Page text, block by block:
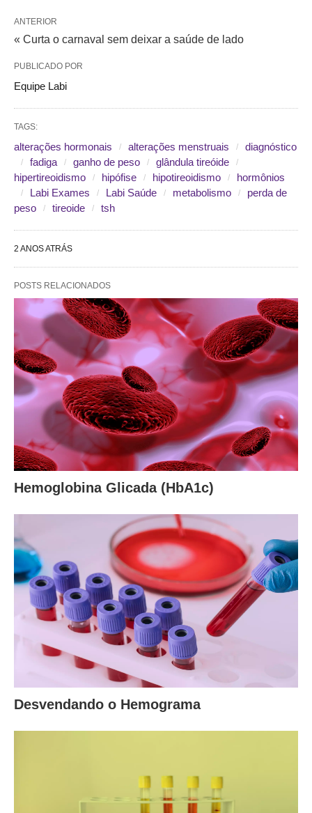
ANTERIOR
« Curta o carnaval sem deixar a saúde de lado
PUBLICADO POR
Equipe Labi
TAGS:
alterações hormonais alterações menstruais
diagnóstico
fadiga
ganho de peso
glândula tireóide
hipertireoidismo
hipófise hipotireoidismo
hormônios
Labi Exames
Labi Saúde metabolismo
perda de
peso
tireoide tsh
2 ANOS ATRÁS
POSTS RELACIONADOS
Hemoglobina Glicada (HbA1c)
Desvendando o Hemograma